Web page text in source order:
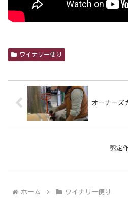
ワイナリー便り
オーナーズ
剪定
ホーム ワイナリー便り